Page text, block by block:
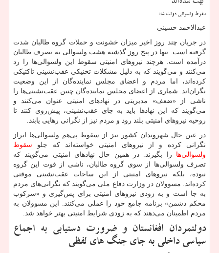
بهت شده‌اند
سقوط ولسوالی دولت شاه
عبدالاحمد حسینی
در جریان چند روز اخیر میزان خشونت‌ و حملات گروه طالبان شدت
گرفته است. تنها در پنج روز گذشته هشت ولسوالی به تصرف طالبان
در‌آمده است. هرچند نیروهای امنیتی سقوط این ولسوالی‌ها را رد
می‌کنند و می‌گویند که به دلیل مشکلات تخنیکی عقب‌نشینی تاکتیکی
کرده‌اند، اما مردم و اعضای مجلس نماینده‌گان از این وضعیت
نگران‌اند. شماری از اعضای مجلس نماینده‌گان چنین عقب‌نشینی‌ها را
ناشی از «ضعف» مدیریتی در نهادهای امنیتی عنوان می‌کنند و
می‌گویند که این نهادها باید به جای عقب‌نشینی، پیش‌روی کنند تا
روحیه نیروهای امنیتی بلند رود و مردم نیز از نگرانی رهایی یابند.
در عین حال شهروندان کشور نیز از سقوط پی‌هم ولسوالی‌ها ابراز
نگرانی کرده‌ و از نیروهای امنیتی خواسته‌اند که جلو سقوط
ولسوالی‌ها را بگیرند. در همین حال نهادهای امنیتی می‌گویند که
تصرف ولسوالی‌ها از سوی گروه طالبان‌، ناشی از قوت این گروه
نبوده، بلکه نیروهای امنیتی از این ساحات عقب‌نشینی موقتی
کرده‌اند. مسوولان در وزارت دفاع ملی می‌گویند که نگرانی‌های مردم
به جا است و به ‌زودی نیروهای امنیتی برای پس‌گیری و «سرکوب
محکم دشمن» برنامه جامع خود را عملی می‌کنند. این مسوولان به
مردم اطمینان می‌دهند که به‌ زودی شرایط امنیتی بهتر خواهد شد.
دولتمردان افغانستان و ضرورت دستیابی به اجماع
سیاسی داخلی به جای جنگ های لفظی